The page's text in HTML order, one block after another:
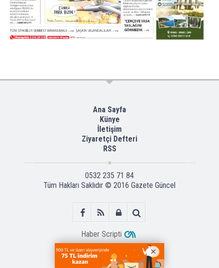
Ana Sayfa
Künye
İletişim
Ziyaretçi Defteri
RSS
0532 235 71 84
Tüm Hakları Saklıdır © 2016 Gazete Güncel
Haber Scripti